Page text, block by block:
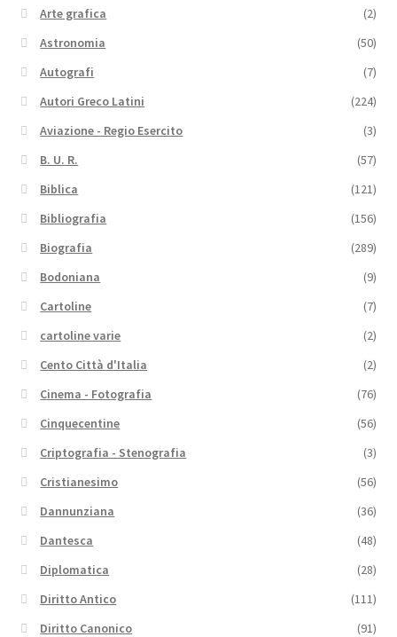
Arte grafica
(2)
Astronomia
(50)
Autografi
(7)
Autori Greco Latini
(224)
Aviazione - Regio Esercito
(3)
B. U. R.
(57)
Biblica
(121)
Bibliografia
(156)
Biografia
(289)
Bodoniana
(9)
Cartoline
(7)
cartoline varie
(2)
Cento Città d'Italia
(2)
Cinema - Fotografia
(76)
Cinquecentine
(56)
Criptografia - Stenografia
(3)
Cristianesimo
(56)
Dannunziana
(36)
Dantesca
(48)
Diplomatica
(28)
Diritto Antico
(111)
Diritto Canonico
(91)